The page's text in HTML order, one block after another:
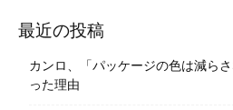
最近の投稿
カンロ、「パッケージの色は減ら
った理由